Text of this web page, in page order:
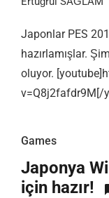
Japonlar PES
hazırlamışlar.
oluyor.
v=Q8j2fafdr9M[/
Games
Japonya
için hazır!